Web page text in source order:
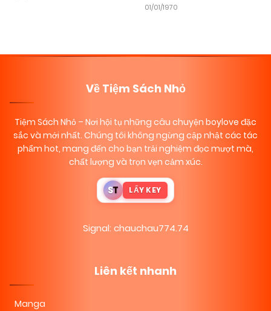
01/01/1970
Về Tiệm Sách Nhỏ
Tiệm Sách Nhỏ – Nơi hội tụ những câu chuyện boylove đặc
sắc và mới nhất. Chúng tôi không ngừng cập nhật các tác
phẩm hot, mang đến cho bạn trải nghiệm đọc mượt mà,
chất lượng và trọn vẹn cảm xúc.
ST LẤY KEY
Signal: chauchau774.74
Liên kết nhanh
Manga